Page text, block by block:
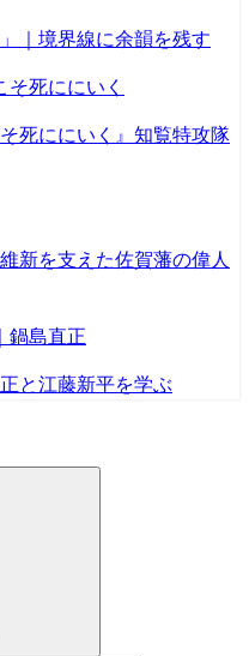
｜境界線に余韻を残す
死ににいく』知覧特攻隊
新を支えた佐賀藩の偉人
と江藤新平を学ぶ